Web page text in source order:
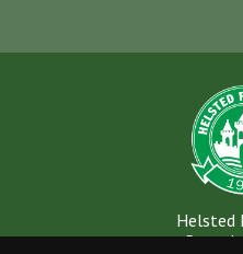
Helsted